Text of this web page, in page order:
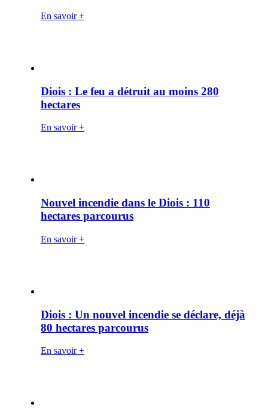
En savoir +
Diois : Le feu a détruit au moins 280
hectares
En savoir +
Nouvel incendie dans le Diois : 110
hectares parcourus
En savoir +
Diois : Un nouvel incendie se déclare, déjà
80 hectares parcourus
En savoir +